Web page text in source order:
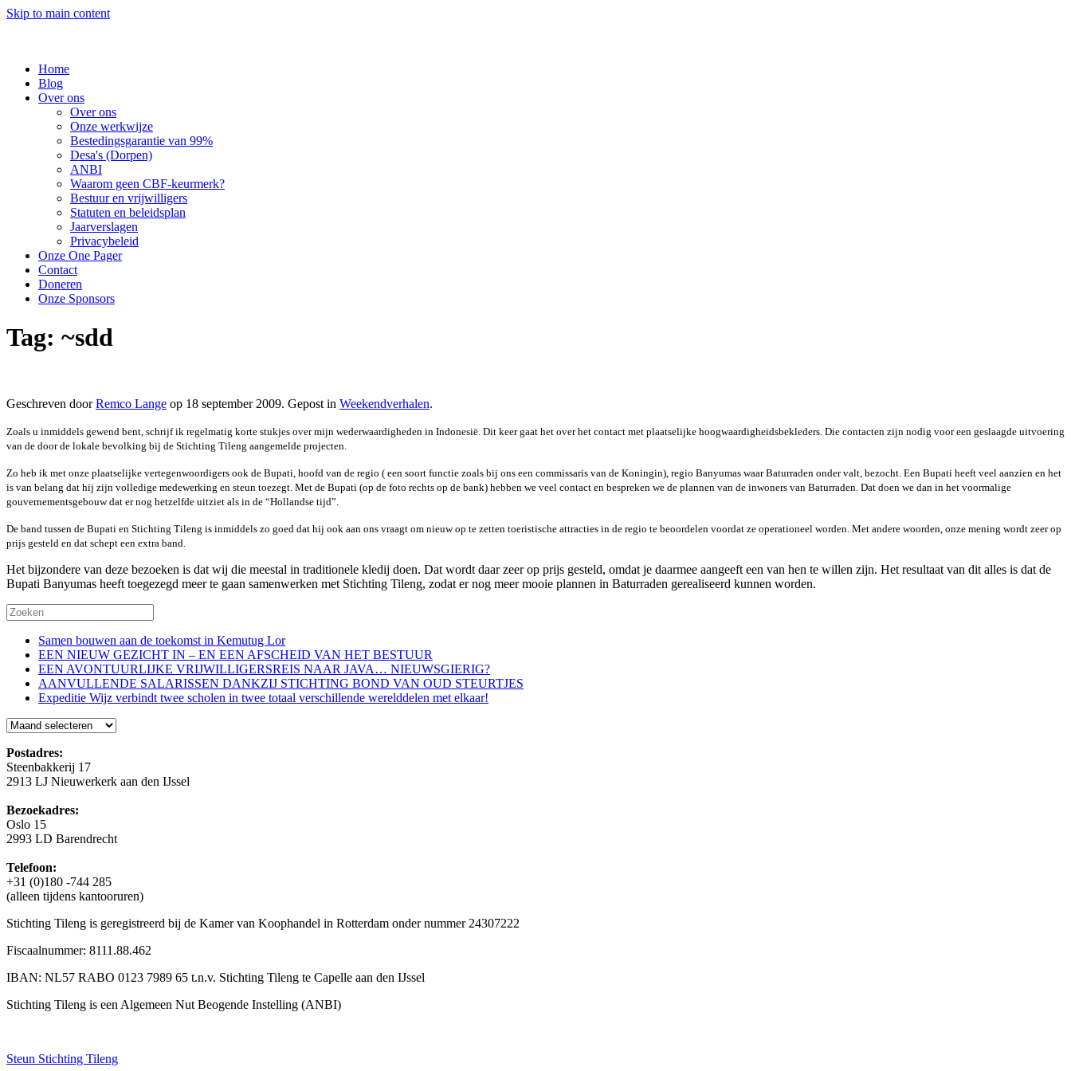
Skip to main content
Home
Blog
Over ons
Over ons
Onze werkwijze
Bestedingsgarantie van 99%
Desa's (Dorpen)
ANBI
Waarom geen CBF-keurmerk?
Bestuur en vrijwilligers
Statuten en beleidsplan
Jaarverslagen
Privacybeleid
Onze One Pager
Contact
Doneren
Onze Sponsors
Tag: ~sdd
Geschreven doorRemco Lange op 18 september 2009. Gepost in Weekendverhalen.
Zoals u inmiddels gewend bent, schrijf ik regelmatig korte stukjes over mijn wederwaardigheden in Indonesië. Dit keer gaat het over het contact met plaatselijke hoogwaardigheidsbekleders. Die contacten zijn nodig voor een geslaagde uitvoering
van de door de lokale bevolking bij de Stichting Tileng aangemelde projecten.
Zo heb ik met onze plaatselijke vertegenwoordigers ook de Bupati, hoofd van de regio ( een soort functie zoals bij ons een commissaris van de Koningin), regio Banyumas waar Baturraden onder valt, bezocht. Een Bupati heeft veel aanzien en het
is van belang dat hij zijn volledige medewerking en steun toezegt. Met de Bupati (op de foto rechts op de bank) hebben we veel contact en bespreken we de plannen van de inwoners van Baturraden. Dat doen we dan in het voormalige
gouvernementsgebouw dat er nog hetzelfde uitziet als in de “Hollandse tijd”.
De band tussen de Bupati en Stichting Tileng is inmiddels zo goed dat hij ook aan ons vraagt om nieuw op te zetten toeristische attracties in de regio te beoordelen voordat ze operationeel worden. Met andere woorden, onze mening wordt zeer op
prijs gesteld en dat schept een extra band.
Het bijzondere van deze bezoeken is dat wij die meestal in traditionele kledij doen. Dat wordt daar zeer op prijs gesteld, omdat je daarmee aangeeft een van hen te willen zijn. Het resultaat van dit alles is dat de
Bupati Banyumas heeft toegezegd meer te gaan samenwerken met Stichting Tileng, zodat er nog meer mooie plannen in Baturraden gerealiseerd kunnen worden.
Samen bouwen aan de toekomst in Kemutug Lor
EEN NIEUW GEZICHT IN – EN EEN AFSCHEID VAN HET BESTUUR
EEN AVONTUURLIJKE VRIJWILLIGERSREIS NAAR JAVA… NIEUWSGIERIG?
AANVULLENDE SALARISSEN DANKZIJ STICHTING BOND VAN OUD STEURTJES
Expeditie Wijz verbindt twee scholen in twee totaal verschillende werelddelen met elkaar!
Blog
Postadres:
Steenbakkerij 17
2913 LJ Nieuwerkerk aan den IJssel
Bezoekadres:
Oslo 15
2993 LD Barendrecht
Telefoon:
+31 (0)180 -744 285
(alleen tijdens kantooruren)
Stichting Tileng is geregistreerd bij de Kamer van Koophandel in Rotterdam onder nummer 24307222
Fiscaalnummer: 8111.88.462
IBAN: NL57 RABO 0123 7989 65 t.n.v. Stichting Tileng te Capelle aan den IJssel
Stichting Tileng is een Algemeen Nut Beogende Instelling (ANBI)
Steun Stichting Tileng